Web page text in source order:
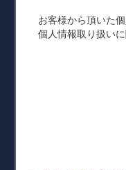
お客様から頂いた
個人情報取り扱い